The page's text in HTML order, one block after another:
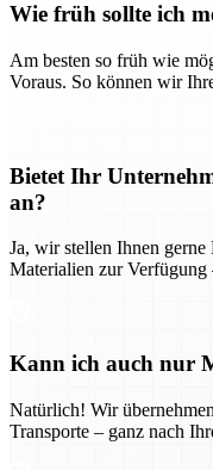
Wie früh sollte ich
Am besten so früh wie
Voraus. So können wir
Bietet Ihr
an?
Ja, wir stellen Ihnen
Materialien zur
Kann ich auch nur
Natürlich! Wir
Transporte – ganz nach